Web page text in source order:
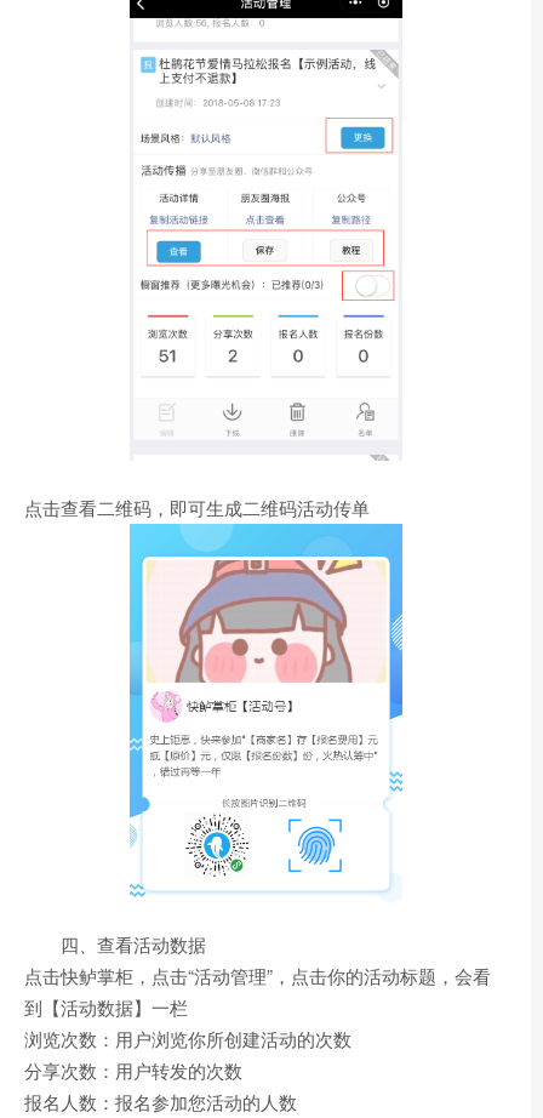
点击查看二维码，即可生成二维码活动传单
四、查看活动数据
点击快鲈掌柜，点击“活动管理”，点击你的活动标题，会看
到【活动数据】一栏
浏览次数：用户浏览你所创建活动的次数
分享次数：用户转发的次数
报名人数：报名参加您活动的人数